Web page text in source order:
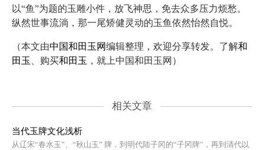
以“鱼”为题的玉雕小件，放飞神思，免去众多压力烦愁。
纵然世事流淌，那一尾矫健灵动的玉鱼依然怡然自悦。
（本文由中国和田玉网编辑整理，欢迎分享转发。了解和
田玉
、购买和田玉 ，就上中国和田玉网）
相关文章
当代玉牌文化浅析
从辽宋“春水玉”、“秋山玉” 牌，到明代陆子冈的“子冈牌”，再到清代以